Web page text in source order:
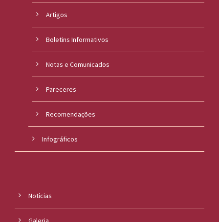
Artigos
Boletins Informativos
Notas e Comunicados
Pareceres
Recomendações
Infográficos
Notícias